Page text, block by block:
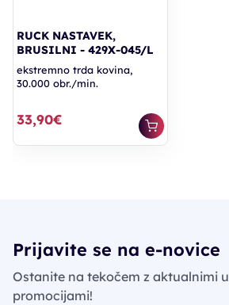
RUCK NASTAVEK,
BRUSILNI - 429X-045/L
ekstremno trda kovina,
30.000 obr./min.
33,90€
Prijavite se na e-novice
Ostanite na tekočem z aktualnimi
promocijami!